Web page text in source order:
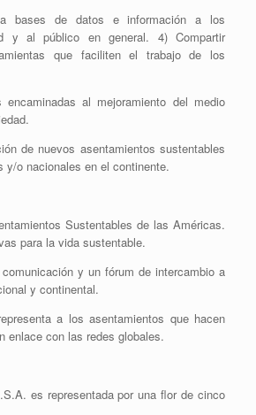
bases de datos e información a los
y al público en general. 4) Compartir
que faciliten el trabajo de los
encaminadas al mejoramiento del medio
de nuevos asentamientos sustentables
y/o nacionales en el continente.
Sustentables de las Américas.
para la vida sustentable.
y un fórum de intercambio a
y continental.
a los asentamientos que hacen
enlace con las redes globales.
es representada por una flor de cinco